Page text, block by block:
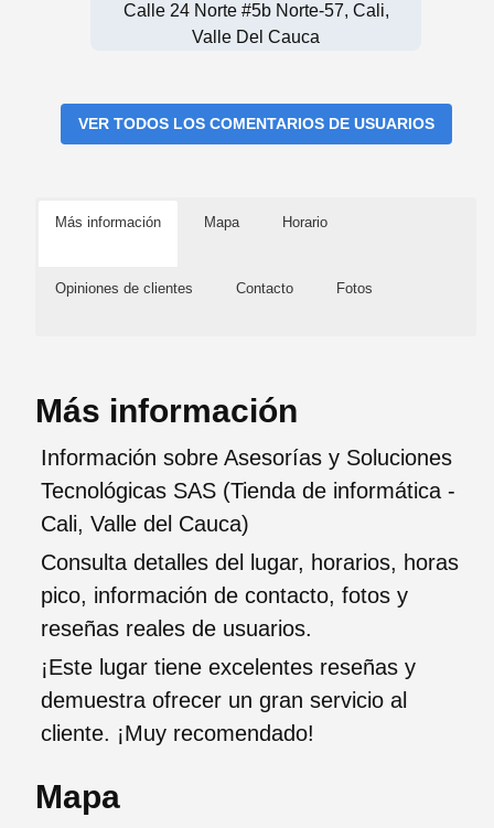
Calle 24 Norte #5b Norte-57, Cali,
Valle Del Cauca
VER TODOS LOS COMENTARIOS DE USUARIOS
Más información Mapa Horario
Opiniones de clientes Contacto Fotos
Más información
Información sobre Asesorías y Soluciones
Tecnológicas SAS (Tienda de informática -
Cali, Valle del Cauca)
Consulta detalles del lugar, horarios, horas
pico, información de contacto, fotos y
reseñas reales de usuarios.
¡Este lugar tiene excelentes reseñas y
demuestra ofrecer un gran servicio al
cliente. ¡Muy recomendado!
Mapa